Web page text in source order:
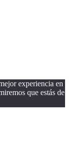
experiencia en
que estás de